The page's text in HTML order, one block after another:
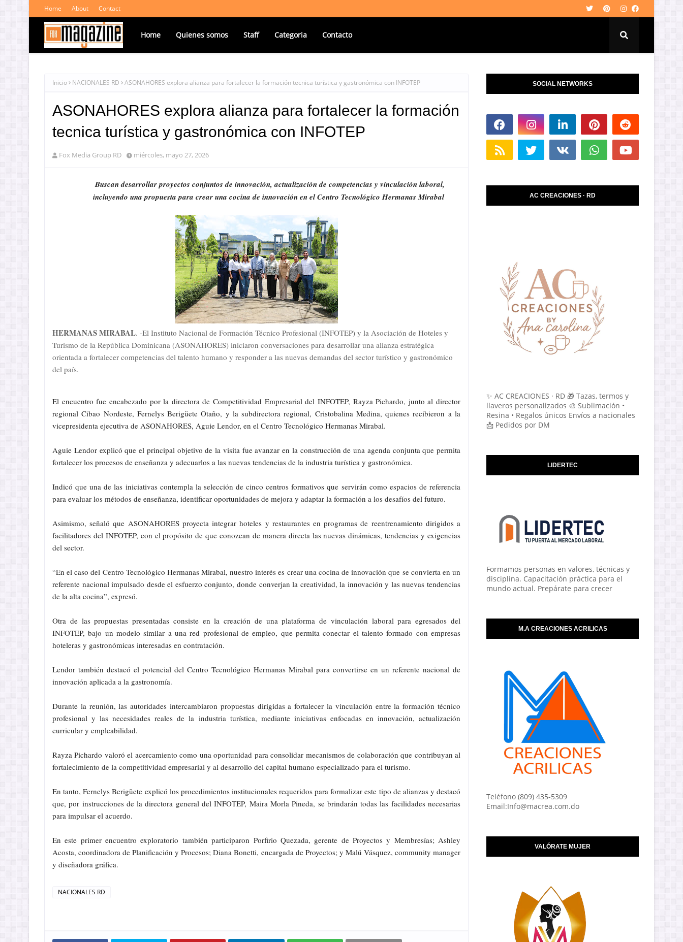
Home About Contact
Home Quienes somos Staff Categoria Contacto
Inicio NACIONALES RD ASONAHORES explora alianza para fortalecer la formación tecnica turística y gastronómica con INFOTEP
ASONAHORES explora alianza para fortalecer la formación
tecnica turística y gastronómica con INFOTEP
Fox Media Group RD miércoles, mayo 27, 2026
Buscan desarrollar proyectos conjuntos de innovación, actualización de competencias y vinculación laboral,
incluyendo una propuesta para crear una cocina de innovación en el Centro Tecnológico Hermanas Mirabal
HERMANAS MIRABAL. -El Instituto Nacional de Formación Técnico Profesional (INFOTEP) y la Asociación de Hoteles y
Turismo de la República Dominicana (ASONAHORES) iniciaron conversaciones para desarrollar una alianza estratégica
orientada a fortalecer competencias del talento humano y responder a las nuevas demandas del sector turístico y gastronómico
del país.
El encuentro fue encabezado por la directora de Competitividad Empresarial del INFOTEP, Rayza Pichardo, junto al director
regional Cibao Nordeste, Fernelys Berigüete Otaño, y la subdirectora regional, Cristobalina Medina, quienes recibieron a la
vicepresidenta ejecutiva de ASONAHORES, Aguie Lendor, en el Centro Tecnológico Hermanas Mirabal.
Aguie Lendor explicó que el principal objetivo de la visita fue avanzar en la construcción de una agenda conjunta que permita
fortalecer los procesos de enseñanza y adecuarlos a las nuevas tendencias de la industria turística y gastronómica.
Indicó que una de las iniciativas contempla la selección de cinco centros formativos que servirán como espacios de referencia
para evaluar los métodos de enseñanza, identificar oportunidades de mejora y adaptar la formación a los desafíos del futuro.
Asimismo, señaló que ASONAHORES proyecta integrar hoteles y restaurantes en programas de reentrenamiento dirigidos a
facilitadores del INFOTEP, con el propósito de que conozcan de manera directa las nuevas dinámicas, tendencias y exigencias
del sector.
“En el caso del Centro Tecnológico Hermanas Mirabal, nuestro interés es crear una cocina de innovación que se convierta en un
referente nacional impulsado desde el esfuerzo conjunto, donde converjan la creatividad, la innovación y las nuevas tendencias
de la alta cocina”, expresó.
Otra de las propuestas presentadas consiste en la creación de una plataforma de vinculación laboral para egresados del
INFOTEP, bajo un modelo similar a una red profesional de empleo, que permita conectar el talento formado con empresas
hoteleras y gastronómicas interesadas en contratación.
Lendor también destacó el potencial del Centro Tecnológico Hermanas Mirabal para convertirse en un referente nacional de
innovación aplicada a la gastronomía.
Durante la reunión, las autoridades intercambiaron propuestas dirigidas a fortalecer la vinculación entre la formación técnico
profesional y las necesidades reales de la industria turística, mediante iniciativas enfocadas en innovación, actualización
curricular y empleabilidad.
Rayza Pichardo valoró el acercamiento como una oportunidad para consolidar mecanismos de colaboración que contribuyan al
fortalecimiento de la competitividad empresarial y al desarrollo del capital humano especializado para el turismo.
En tanto, Fernelys Berigüete explicó los procedimientos institucionales requeridos para formalizar este tipo de alianzas y destacó
que, por instrucciones de la directora general del INFOTEP, Maira Morla Pineda, se brindarán todas las facilidades necesarias
para impulsar el acuerdo.
En este primer encuentro exploratorio también participaron Porfirio Quezada, gerente de Proyectos y Membresías; Ashley
Acosta, coordinadora de Planificación y Procesos; Diana Bonetti, encargada de Proyectos; y Malú Vásquez, community manager
y diseñadora gráfica.
NACIONALES RD
SOCIAL NETWORKS
AC CREACIONES · RD
✨ AC CREACIONES · RD 🎁 Tazas, termos y
llaveros personalizados 🎨 Sublimación •
Resina • Regalos únicos Envíos a nacionales
📩 Pedidos por DM
LIDERTEC
Formamos personas en valores, técnicas y
disciplina. Capacitación práctica para el
mundo actual. Prepárate para crecer
M.A CREACIONES ACRILICAS
Teléfono (809) 435-5309
Email:Info@macrea.com.do
VALÓRATE MUJER